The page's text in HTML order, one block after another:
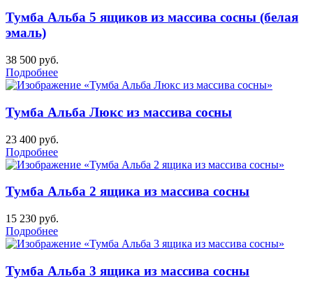
Тумба Альба 5 ящиков из массива сосны (белая
эмаль)
38 500 руб.
Подробнее
Тумба Альба Люкс из массива сосны
23 400 руб.
Подробнее
Тумба Альба 2 ящика из массива сосны
15 230 руб.
Подробнее
Тумба Альба 3 ящика из массива сосны